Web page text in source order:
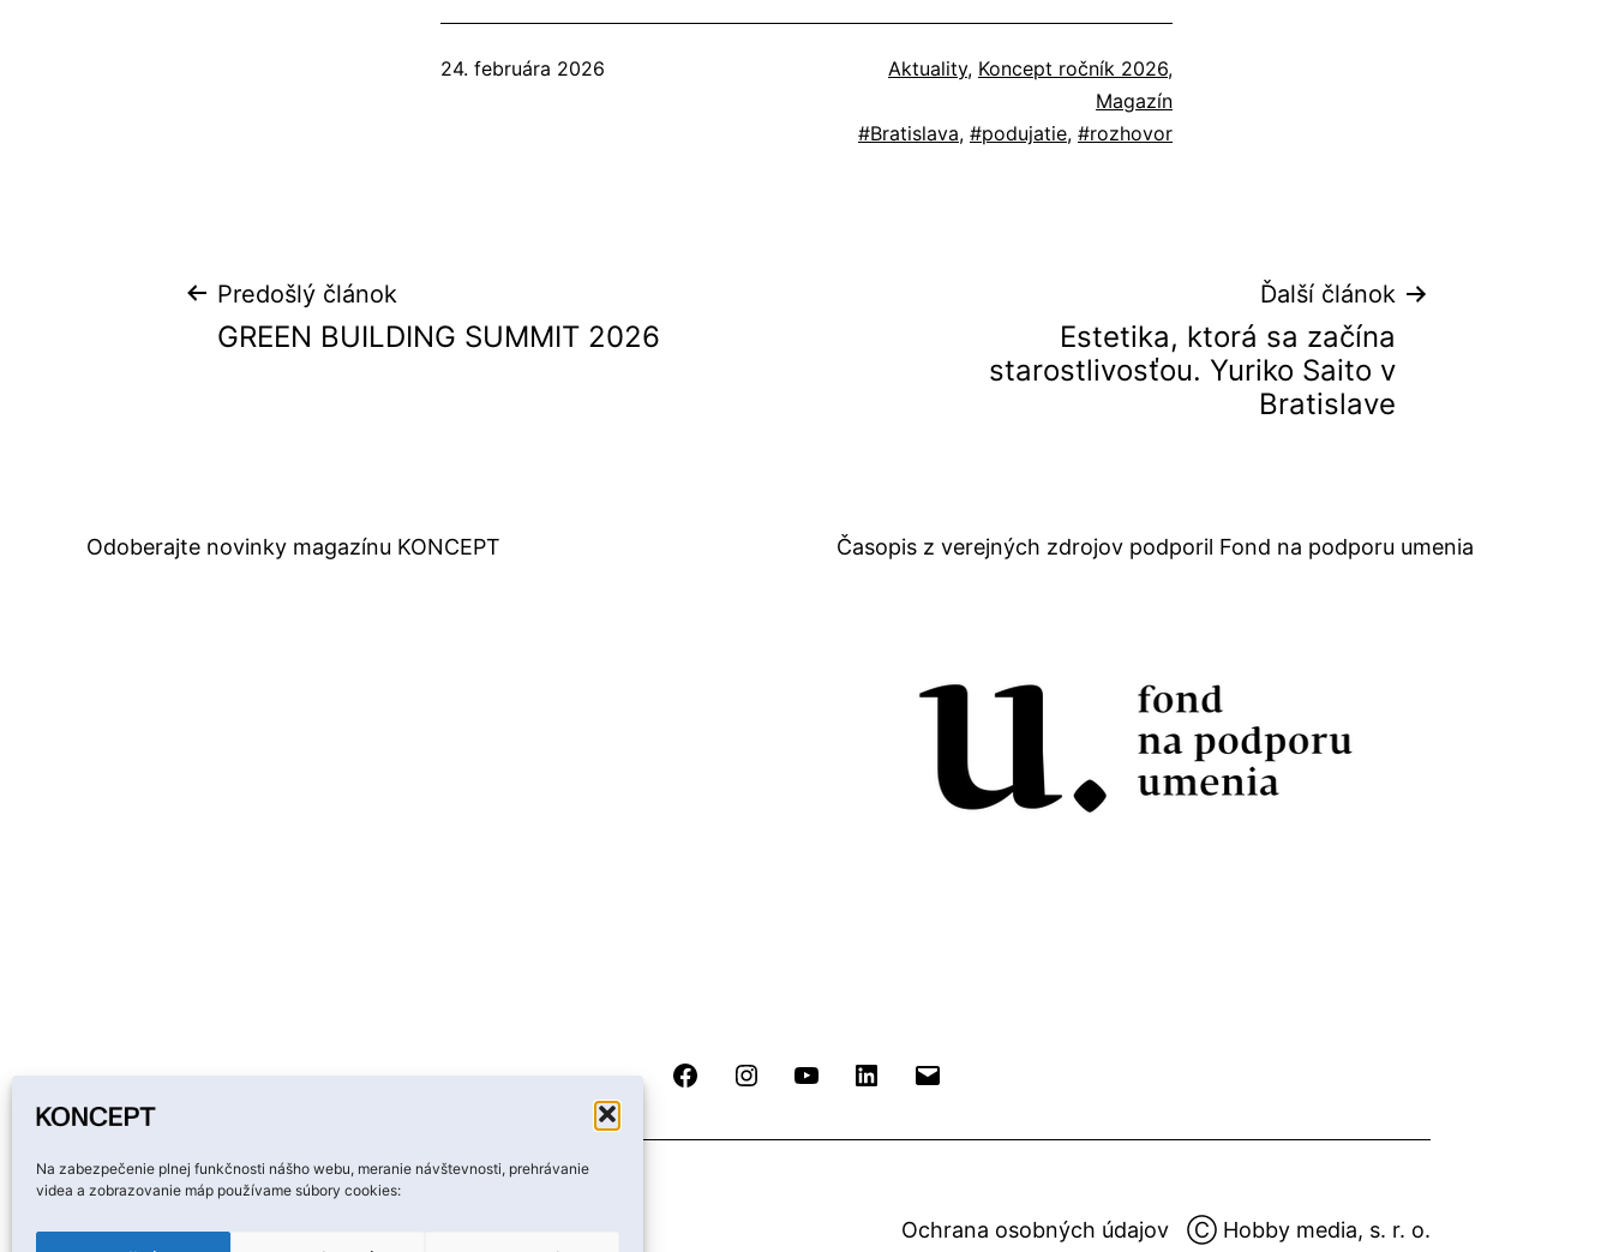
Na zabezpečenie plnej funkčnosti nášho webu, meranie návštevnosti, prehrávanie
videa a zobrazovanie máp používame súbory cookies:
Publikované
24. februára 2026
Kategorizované
Aktuality, Koncept ročník 2026,
Magazín
Označené
Bratislava, podujatie, rozhovor
Navigácia
Predošlý článok
GREEN BUILDING SUMMIT 2026
Ďalší článok
Estetika, ktorá sa začína
starostlivosťou. Yuriko Saito v
Bratislave
Odoberajte novinky magazínu KONCEPT Časopis z verejných zdrojov podporil Fond na podporu umenia
FacebookInstagramYouTube LinkedIn
Ochrana osobných údajov Ⓒ Hobby media, s. r. o.